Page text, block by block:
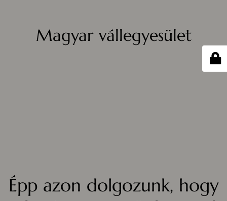
Magyar vállegyesület
Épp azon dolgozunk, hogy